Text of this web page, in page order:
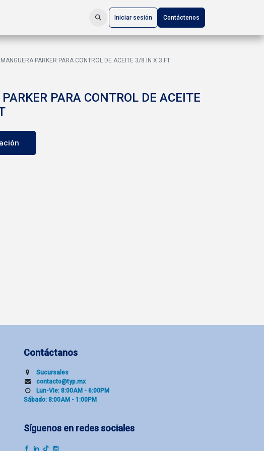
Iniciar sesión Contáctenos
MANGUERA PARKER PARA CONTROL DE ACEITE 3/8 IN X 3 FT
PARA CONTROL DE ACEITE
Contáctanos
Sucu​rsal​es
contacto@typ.mx
Lun-Vie: 8:00AM - 6:00PM
Sábado: 8:00AM - 1:00PM
Síguenos en redes sociales